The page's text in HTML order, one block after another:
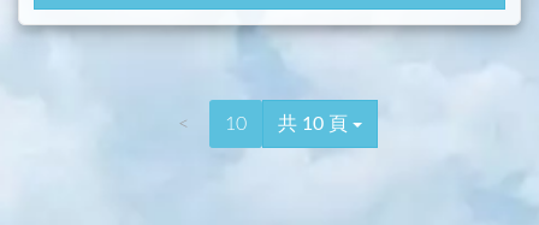
< 10 共 10 頁